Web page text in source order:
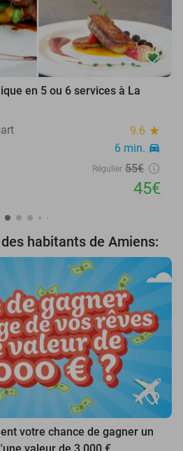
favorite_border
en 5 ou 6 services à La
9.6 star
6 min. directions_car
Régulier 55€
45€
habitants de Amiens:
favorite_border
votre chance de gagner un